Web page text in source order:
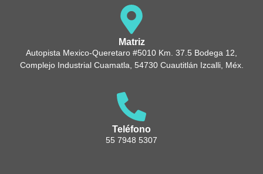
Matriz
Autopista Mexico-Queretaro #5010 Km. 37.5 Bodega 12,
Complejo Industrial Cuamatla, 54730 Cuautitlán Izcalli, Méx.
Teléfono
55 7948 5307